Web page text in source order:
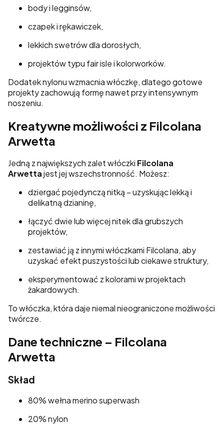
body i legginsów,
czapek i rękawiczek,
lekkich swetrów dla dorosłych,
projektów typu fair isle i kolorworków.
Dodatek nylonu wzmacnia włóczkę, dlatego gotowe
projekty zachowują formę nawet przy intensywnym
noszeniu.
Kreatywne możliwości z Filcolana
Arwetta
Jedną z największych zalet włóczki Filcolana
Arwettajest jej wszechstronność. Możesz:
dziergać pojedynczą nitką – uzyskując lekką i
delikatną dzianinę,
łączyć dwie lub więcej nitek dla grubszych
projektów,
zestawiać ją z innymi włóczkami Filcolana, aby
uzyskać efekt puszystości lub ciekawe struktury,
eksperymentować z kolorami w projektach
żakardowych.
To włóczka, która daje niemal nieograniczone możliwości
twórcze.
Dane techniczne – Filcolana
Arwetta
Skład
80% wełna merino superwash
20% nylon